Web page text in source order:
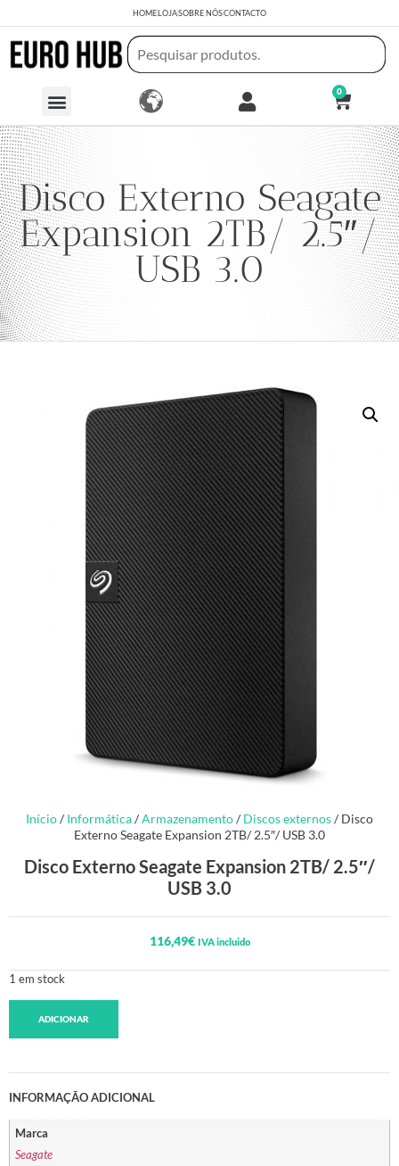
HOMELOJASOBRE NÓSCONTACTO
0
Disco Externo Seagate
Expansion 2TB/ 2.5″/
USB 3.0
Início/ Informática/Armazenamento/ Discos externos/ Disco
Externo Seagate Expansion 2TB/ 2.5″/ USB 3.0
Disco Externo Seagate Expansion 2TB/ 2.5″/
USB 3.0
116,49€ IVA incluido
1 em stock
ADICIONAR
INFORMAÇÃO ADICIONAL
Marca
Seagate